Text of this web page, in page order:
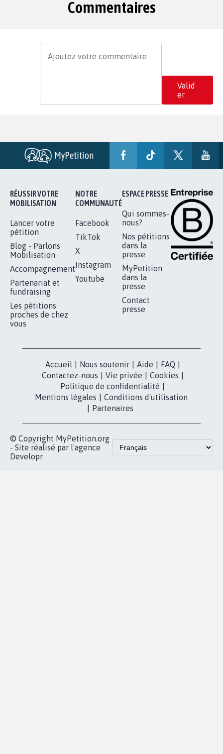
Commentaires
Valid
er
RÉUSSIR VOTRE
MOBILISATION
Lancer votre
pétition
Blog - Parlons
Mobilisation
Accompagnement
Partenariat et
fundraising
Les pétitions
proches de chez
vous
NOTRE
COMMUNAUTÉ
Facebook
TikTok
X
Instagram
Youtube
ESPACE PRESSE
Qui sommes-
nous?
Nos pétitions
dans la
presse
MyPetition
dans la
presse
Contact
presse
Accueil Nous soutenir Aide FAQ
Contactez-nous
Vie privée Cookies
Politique de confidentialité
Mentions légales
Conditions d'utilisation
Partenaires
© Copyright MyPetition.org
- Site réalisé par l'agence
Developr